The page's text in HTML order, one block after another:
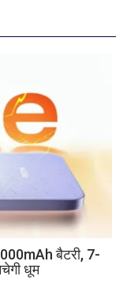
बैटरी, 7-
धूम